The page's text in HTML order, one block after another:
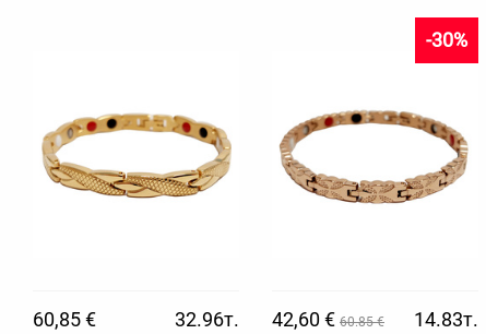
60,85 €
32.96т.
42,60 € 60.85 €
-30%
14.83т.